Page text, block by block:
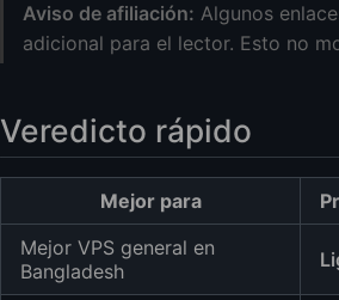
Aviso de afiliación: Algunos
adicional para el lector. Esto no
Veredicto rápido
Mejor para
Mejor VPS general en
Bangladesh